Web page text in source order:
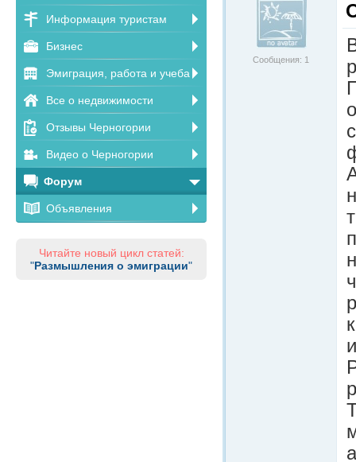
Информация туристам
Бизнес
Эмиграция, работа и учеба
Все о недвижимости
Отзывы Черногории
Видео о Черногории
Форум
Объявления
Читайте новый цикл статей:
"Размышления о эмиграции"
Сообщения: 1